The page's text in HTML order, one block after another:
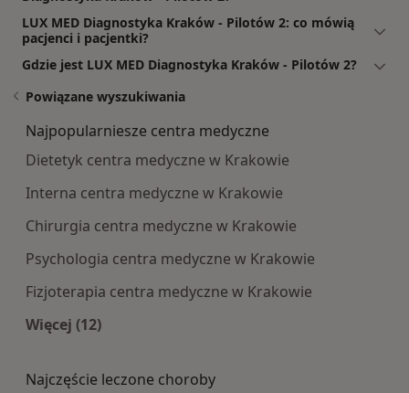
LUX MED Diagnostyka Kraków - Pilotów 2: co mówią
pacjenci i pacjentki?
Gdzie jest LUX MED Diagnostyka Kraków - Pilotów 2?
Powiązane wyszukiwania
Najpopularniesze centra medyczne
Dietetyk centra medyczne w Krakowie
Interna centra medyczne w Krakowie
Chirurgia centra medyczne w Krakowie
Psychologia centra medyczne w Krakowie
Fizjoterapia centra medyczne w Krakowie
Więcej (12)
Najczęście leczone choroby